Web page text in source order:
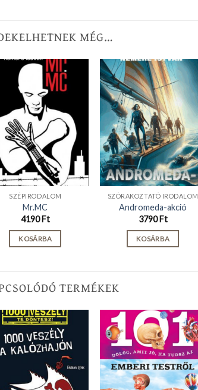
MÉG…
SZÉPIRODALOM
Mr.MC
4190Ft
KOSÁRBA
SZÓRAKOZTATÓ IRODALOM
Andromeda-akció
3790Ft
KOSÁRBA
TERMÉKEK